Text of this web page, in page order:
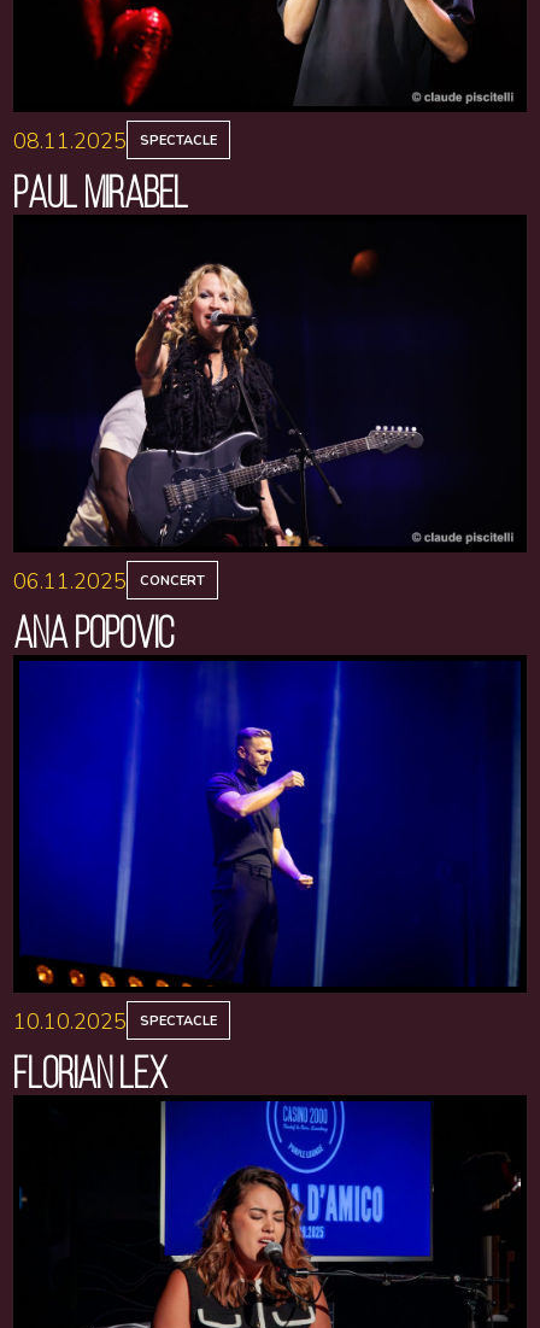
08.11.2025 SPECTACLE
PAUL MIRABEL
06.11.2025 CONCERT
ANA POPOVIC
10.10.2025 SPECTACLE
FLORIAN LEX